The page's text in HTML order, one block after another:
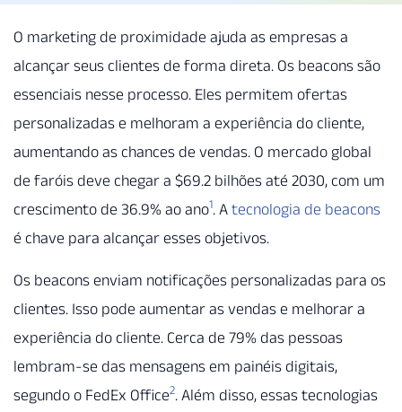
O marketing de proximidade ajuda as empresas a
alcançar seus clientes de forma direta. Os beacons são
essenciais nesse processo. Eles permitem ofertas
personalizadas e melhoram a experiência do cliente,
aumentando as chances de vendas. O mercado global
de faróis deve chegar a $69.2 bilhões até 2030, com um
crescimento de 36.9% ao ano1. A tecnologia de beacons
é chave para alcançar esses objetivos.
Os beacons enviam notificações personalizadas para os
clientes. Isso pode aumentar as vendas e melhorar a
experiência do cliente. Cerca de 79% das pessoas
lembram-se das mensagens em painéis digitais,
segundo o FedEx Office2. Além disso, essas tecnologias